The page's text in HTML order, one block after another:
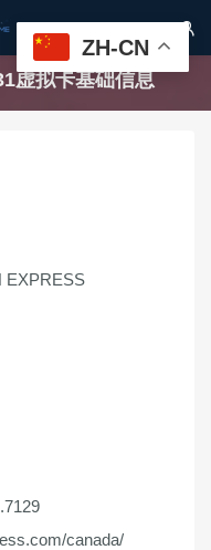

虚拟卡基础信息
EXPRESS
canada/
ZH-CN